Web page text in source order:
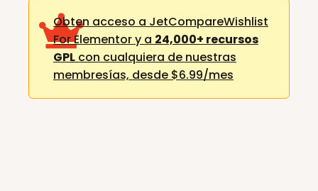
Obten acceso a JetCompareWishlist
For Elementor y a 24,000+ recursos
GPLcon cualquiera de nuestras
membresías, desde $6.99/mes